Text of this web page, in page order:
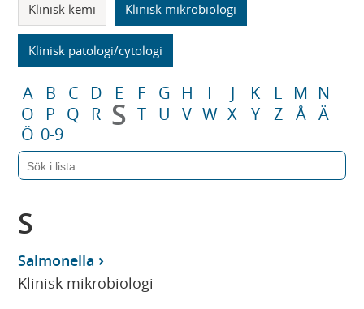
Klinisk kemi Klinisk mikrobiologi
Klinisk patologi/cytologi
A B C D E F G H I J K L M N
O
P Q R S T U V W X Y Z Å Ä
Ö 0-9
S
Salmonella
Klinisk mikrobiologi